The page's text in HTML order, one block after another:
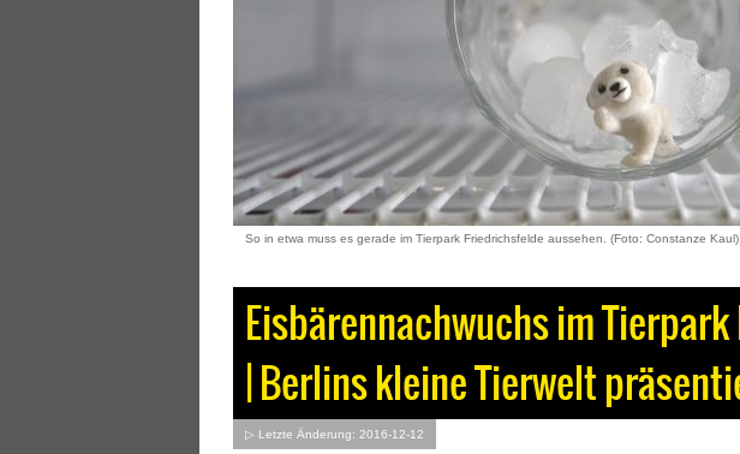
So in etwa muss es gerade im Tierpark Friedrichsfelde aussehen. (Foto: Constanze Kaul)
Eisbärennachwuchs im
| Berlins kleine Tierwelt
▷ Letzte Änderung: 2016-12-12